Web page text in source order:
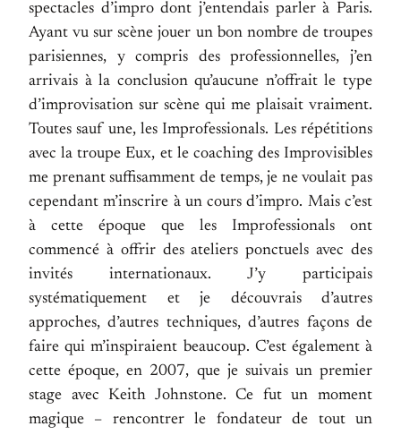
spectacles d’impro dont j’entendais parler à Paris.
Ayant vu sur scène jouer un bon nombre de troupes
parisiennes, y compris des professionnelles, j’en
arrivais à la conclusion qu’aucune n’offrait le type
d’improvisation sur scène qui me plaisait vraiment.
Toutes sauf une, les Improfessionals. Les répétitions
avec la troupe Eux, et le coaching des Improvisibles
me prenant suffisamment de temps, je ne voulait pas
cependant m’inscrire à un cours d’impro. Mais c’est
à cette époque que les Improfessionals ont
commencé à offrir des ateliers ponctuels avec des
invités internationaux. J’y participais
systématiquement et je découvrais d’autres
approches, d’autres techniques, d’autres façons de
faire qui m’inspiraient beaucoup. C’est également à
cette époque, en 2007, que je suivais un premier
stage avec Keith Johnstone. Ce fut un moment
magique – rencontrer le fondateur de tout un